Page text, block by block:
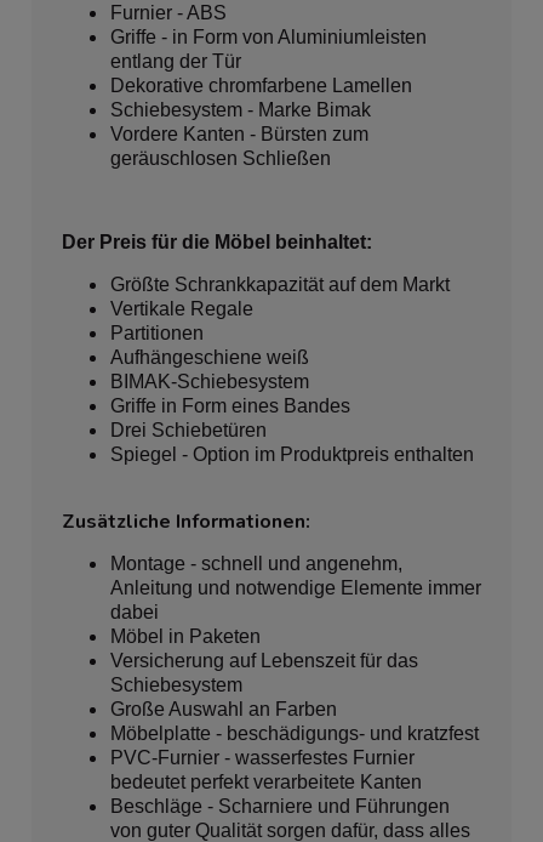
Furnier - ABS
Griffe - in Form von Aluminiumleisten
entlang der Tür
Dekorative chromfarbene Lamellen
Schiebesystem - Marke Bimak
Vordere Kanten - Bürsten zum
geräuschlosen Schließen
Der Preis für die Möbel beinhaltet:
Größte Schrankkapazität auf dem Markt
Vertikale Regale
Partitionen
Aufhängeschiene weiß
BIMAK-Schiebesystem
Griffe in Form eines Bandes
Drei Schiebetüren
Spiegel - Option im Produktpreis enthalten
Zusätzliche Informationen:
Montage - schnell und angenehm,
Anleitung und notwendige Elemente immer
dabei
Möbel in Paketen
Versicherung auf Lebenszeit für das
Schiebesystem
Große Auswahl an Farben
Möbelplatte - beschädigungs- und kratzfest
PVC-Furnier - wasserfestes Furnier
bedeutet perfekt verarbeitete Kanten
Beschläge - Scharniere und Führungen
von guter Qualität sorgen dafür, dass alles